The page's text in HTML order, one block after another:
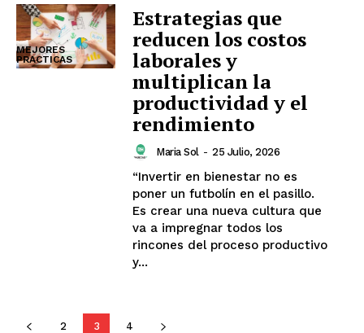
MEJORES
PRACTICAS
Estrategias que
reducen los costos
laborales y
multiplican la
productividad y el
rendimiento
Maria Sol - 25 Julio, 2026
“Invertir en bienestar no es
poner un futbolín en el pasillo.
Es crear una nueva cultura que
va a impregnar todos los
rincones del proceso productivo
y...
2 3 4